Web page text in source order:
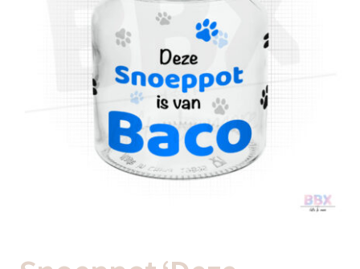
Strijkapplicaties
Tassen
Thema’s